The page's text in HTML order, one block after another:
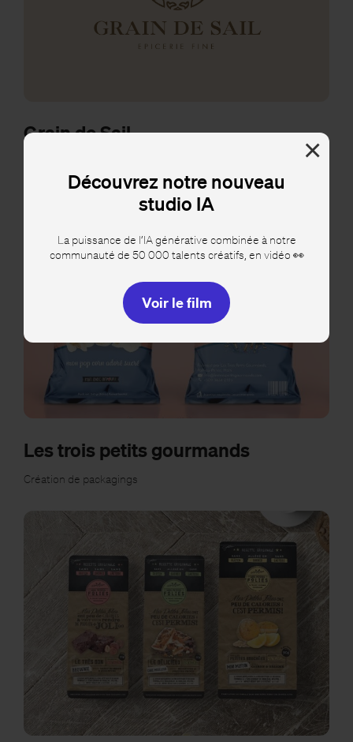
Découvrez notre nouveau
studio IA
La puissance de l’IA générative combinée à notre
communauté de 50 000 talents créatifs, en vidéo 👀
Voir le film
×
Grain de Sail
Les trois petits gourmands
Création de packagings